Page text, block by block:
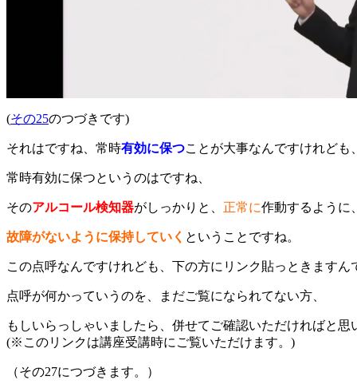
(その25のつづきです)
それはですね、常時有効に保つことが大事なんですけれども
常時有効に保つというのはですね、
そのアルコール検知器がしっかりと、 正常に作動するように
故障がないように保持していく ということですね。
この点呼なんですけれども、下の方にリンク貼っときますん
点呼が何かっていうのを、まだご覧になられてない方、
もしいらっしゃいましたら、併せてご確認いただければと思
(※このリンクは講座受講時にご覧いただけます。)
（その27につづきます。）